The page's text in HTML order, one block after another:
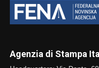
Agenzia di Stampa